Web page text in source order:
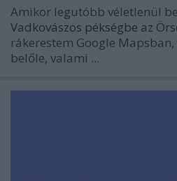
Amikor legutóbb véletlenül
Vadkovászos pékségbe az
rákerestem Google
belőle, valami ...